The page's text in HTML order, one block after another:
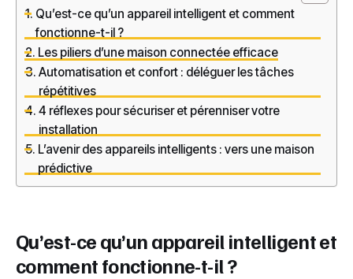
Qu’est-ce qu’un appareil intelligent et comment
fonctionne-t-il ?
Les piliers d’une maison connectée efficace
Automatisation et confort : déléguer les tâches
répétitives
4 réflexes pour sécuriser et pérenniser votre
installation
L’avenir des appareils intelligents : vers une maison
prédictive
Qu’est-ce qu’un appareil intelligent et
comment fonctionne-t-il ?